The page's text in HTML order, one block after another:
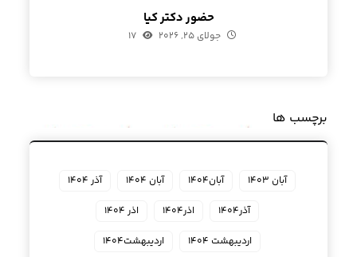
حضور دکتر کیا
جولای ۲۵, ۲۰۲۶ ۱۷
برچسب ها
آبان ۱۴۰۳ آبان۱۴۰۴ آبان ۱۴۰۴
آذر ۱۴۰۴
آذر۱۴۰۴
اذر۱۴۰۴
اذر ۱۴۰۴
اردیبهشت ۱۴۰۴
اردیبهشت۱۴۰۴